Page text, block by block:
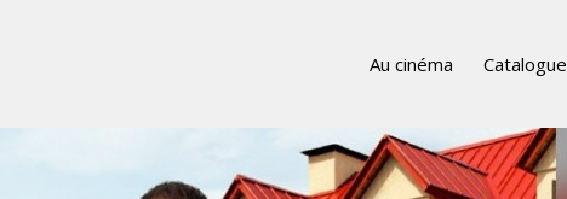
Au cinéma Catalogue